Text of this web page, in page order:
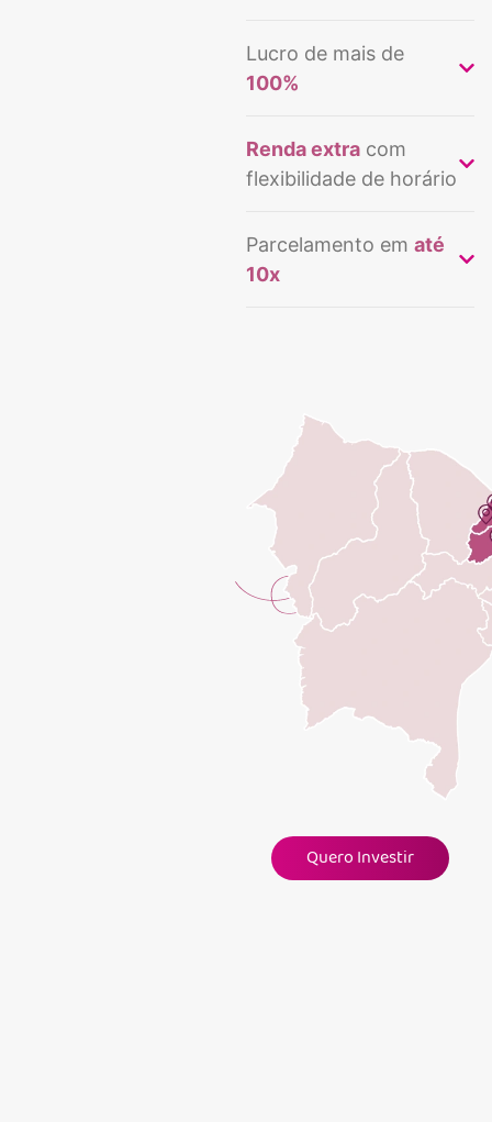
Lucro de mais de
100%
Renda extra com
flexibilidade de horário
Parcelamento em até
10x
Quero Investir